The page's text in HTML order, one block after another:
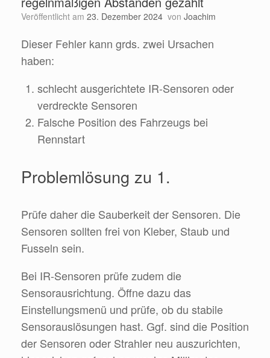
Veröffentlicht am 23. Dezember 2024 von Joachim
Dieser Fehler kann grds. zwei Ursachen
haben:
schlecht ausgerichtete IR-Sensoren oder
verdreckte Sensoren
Falsche Position des Fahrzeugs bei
Rennstart
Problemlösung zu 1.
Prüfe daher die Sauberkeit der Sensoren. Die
Sensoren sollten frei von Kleber, Staub und
Fusseln sein.
Bei IR-Sensoren prüfe zudem die
Sensorausrichtung. Öffne dazu das
Einstellungsmenü und prüfe, ob du stabile
Sensorauslösungen hast. Ggf. sind die Position
der Sensoren oder Strahler neu auszurichten,